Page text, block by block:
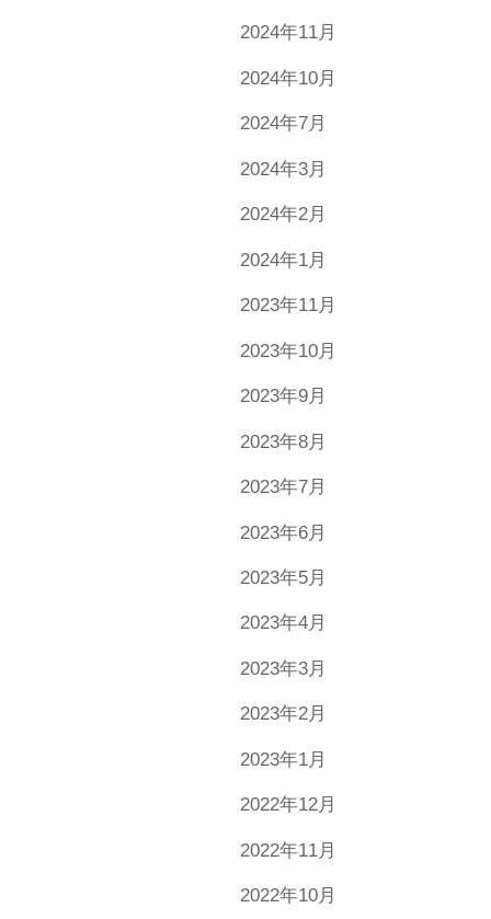
2024年11月
2024年10月
2024年7月
2024年3月
2024年2月
2024年1月
2023年11月
2023年10月
2023年9月
2023年8月
2023年7月
2023年6月
2023年5月
2023年4月
2023年3月
2023年2月
2023年1月
2022年12月
2022年11月
2022年10月